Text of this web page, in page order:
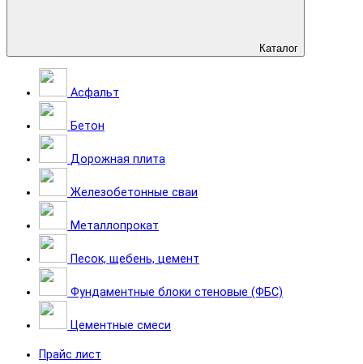
Каталог
Асфальт
Бетон
Дорожная плита
Железобетонные сваи
Металлопрокат
Песок, щебень, цемент
Фундаментные блоки стеновые (ФБС)
Цементные смеси
Прайс лист